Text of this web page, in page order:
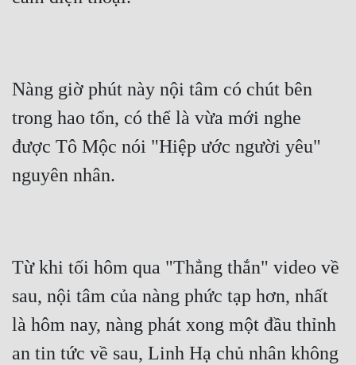
Nàng giờ phút này nội tâm có chút bên
trong hao tổn, có thể là vừa mới nghe
được Tô Mộc nói "Hiệp ước người yêu"
nguyên nhân.
Từ khi tối hôm qua "Thẳng thắn" video về
sau, nội tâm của nàng phức tạp hơn, nhất
là hôm nay, nàng phát xong một đầu thỉnh
an tin tức về sau, Linh Hạ chủ nhân không